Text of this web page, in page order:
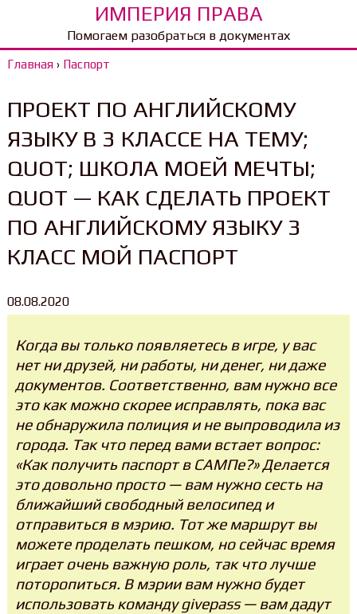
ИМПЕРИЯ ПРАВА
Помогаем разобраться в документах
Главная› Паспорт
ПРОЕКТ ПО АНГЛИЙСКОМУ
ЯЗЫКУ В 3 КЛАССЕ НА ТЕМУ;
QUOT; ШКОЛА МОЕЙ МЕЧТЫ;
QUOT — КАК СДЕЛАТЬ ПРОЕКТ
ПО АНГЛИЙСКОМУ ЯЗЫКУ 3
КЛАСС МОЙ ПАСПОРТ
08.08.2020
Когда вы только появляетесь в игре, у вас
нет ни друзей, ни работы, ни денег, ни даже
документов. Соответственно, вам нужно все
это как можно скорее исправлять, пока вас
не обнаружила полиция и не выпроводила из
города. Так что перед вами встает вопрос:
«Как получить паспорт в САМПе?» Делается
это довольно просто — вам нужно сесть на
ближайший свободный велосипед и
отправиться в мэрию. Тот же маршрут вы
можете проделать пешком, но сейчас время
играет очень важную роль, так что лучше
поторопиться. В мэрии вам нужно будет
использовать команду givepass — вам дадут